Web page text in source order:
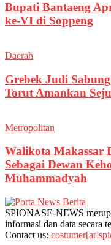
Bupati Bantaeng
ke-VI di Soppeng
Daerah
Grebek Judi
Torut Amankan
Metropolitan
Walikota Makassar
Sebagai Dewan
Muhammadyah
SPIONASE-NEWS
informasi dan data secara
Contact us: